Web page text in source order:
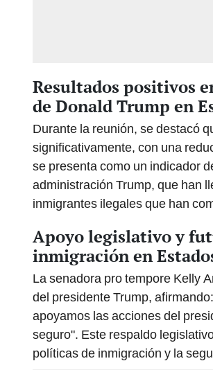
Resultados positivos
de Donald Trump en
Durante la reunión, se destacó
significativamente, con una
se presenta como un indicador
administración Trump, que han
inmigrantes ilegales que han
Apoyo legislativo y
inmigración en
La senadora pro tempore Kelly
del presidente Trump,
apoyamos las acciones del
seguro". Este respaldo
políticas de inmigración y la